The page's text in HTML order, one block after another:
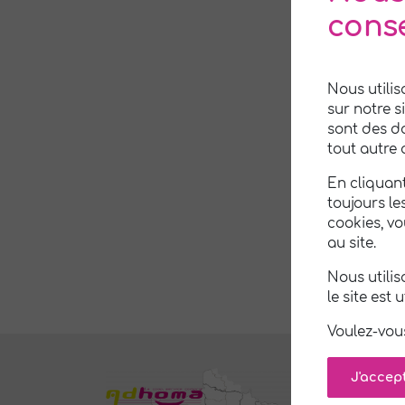
Nous
sur notre
sont des
tout autre
En
toujours
cookies,
au site.
Nous
le site est
Voulez-